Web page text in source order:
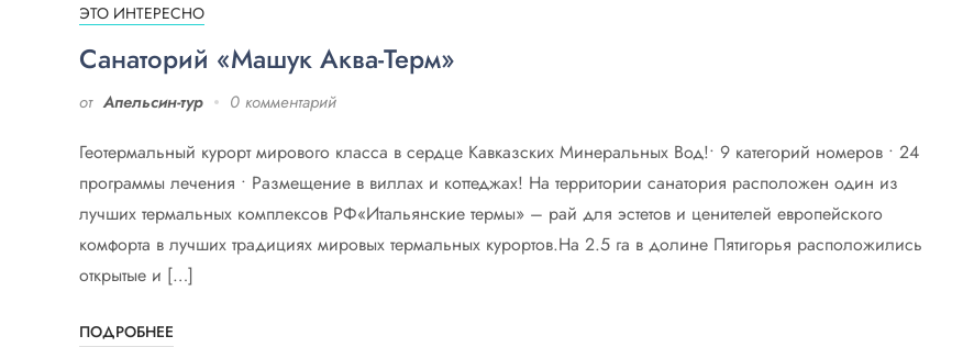
ЭТО ИНТЕРЕСНО
Санаторий «Машук Аква-Терм»
от Апельсин-тур 0 комментарий
Геотермальный курорт мирового класса в сердце Кавказских Минеральных Вод!• 9 категорий номеров • 24
программы лечения • Размещение в виллах и коттеджах! На территории санатория расположен один из
лучших термальных комплексов РФ«Итальянские термы» – рай для эстетов и ценителей европейского
комфорта в лучших традициях мировых термальных курортов.На 2.5 га в долине Пятигорья расположились
открытые и […]
ПОДРОБНЕЕ